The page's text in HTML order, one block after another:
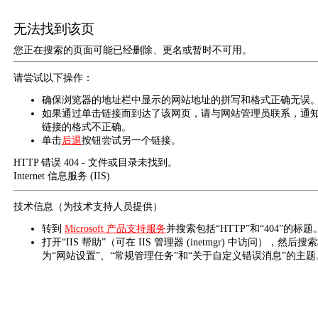
无法找到该页
您正在搜索的页面可能已经删除、更名或暂时不可用。
请尝试以下操作：
确保浏览器的地址栏中显示的网站地址的拼写和格式正确无误
如果通过单击链接而到达了该网页，请与网站管理员联系，通
链接的格式不正确。
单击后退按钮尝试另一个链接。
HTTP 错误 404 - 文件或目录未找到。
Internet 信息服务 (IIS)
技术信息（为技术支持人员提供）
转到 Microsoft 产品支持服务并搜索包括“HTTP”和“404”的标题
打开“IIS 帮助”（可在 IIS 管理器 (inetmgr) 中访问），然后搜
为“网站设置”、“常规管理任务”和“关于自定义错误消息”的主题